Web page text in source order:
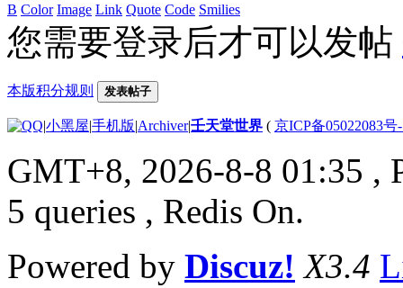
B Color Image Link Quote Code Smilies
您需要登录后才可以发帖
本版积分规则 发表帖子
|小黑屋|手机版|Archiver|壬天堂世界 ( 京ICP备05022083号
GMT+8, 2026-8-8 01:35 ,
5 queries , Redis On.
Powered by Discuz! X3.4